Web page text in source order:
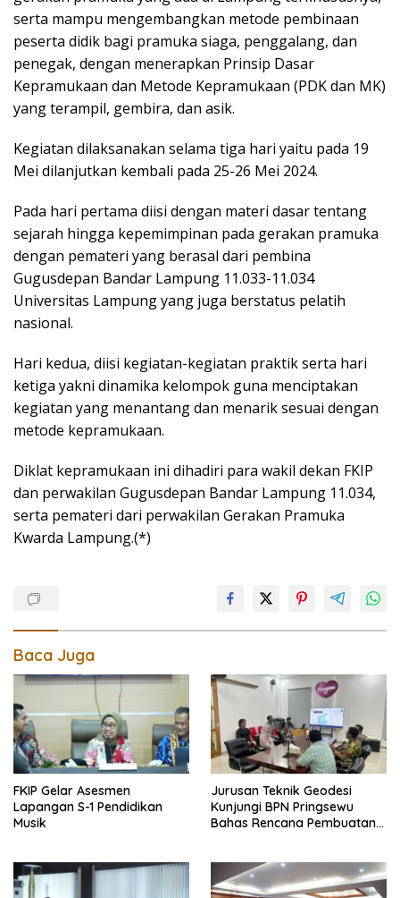
serta mampu mengembangkan metode pembinaan
peserta didik bagi pramuka siaga, penggalang, dan
penegak, dengan menerapkan Prinsip Dasar
Kepramukaan dan Metode Kepramukaan (PDK dan MK)
yang terampil, gembira, dan asik.
Kegiatan dilaksanakan selama tiga hari yaitu pada 19
Mei dilanjutkan kembali pada 25-26 Mei 2024.
Pada hari pertama diisi dengan materi dasar tentang
sejarah hingga kepemimpinan pada gerakan pramuka
dengan pemateri yang berasal dari pembina
Gugusdepan Bandar Lampung 11.033-11.034
Universitas Lampung yang juga berstatus pelatih
nasional.
Hari kedua, diisi kegiatan-kegiatan praktik serta hari
ketiga yakni dinamika kelompok guna menciptakan
kegiatan yang menantang dan menarik sesuai dengan
metode kepramukaan.
Diklat kepramukaan ini dihadiri para wakil dekan FKIP
dan perwakilan Gugusdepan Bandar Lampung 11.034,
serta pemateri dari perwakilan Gerakan Pramuka
Kwarda Lampung.(*)
Baca Juga
FKIP Gelar Asesmen
Lapangan S-1 Pendidikan
Musik
Jurusan Teknik Geodesi
Kunjungi BPN Pringsewu
Bahas Rencana Pembuatan